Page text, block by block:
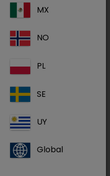
de 0,1 a 0,3 mm.
superfície lisa e
a adsorção. Os
toxinas urémicas
sem serem
acumulados.
e odor neutros
Para facilitar a
deve ser misturado
de alimento húmido
MX
NO
PL
SE
UY
Global